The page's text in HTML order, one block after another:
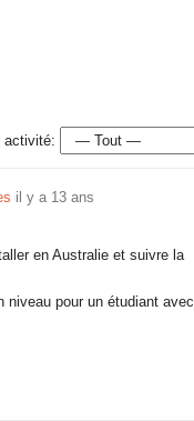
activité:
il y a 13 ans
en Australie et suivre la
niveau pour un étudiant avec